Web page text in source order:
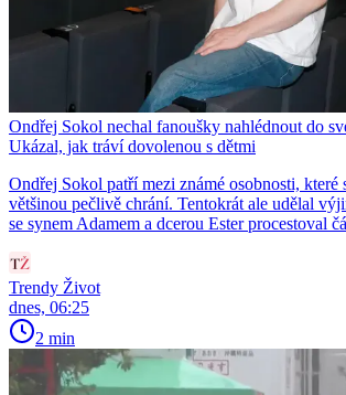
Ondřej Sokol nechal fanoušky nahlédnout do
Ukázal, jak tráví dovolenou s dětmi
Ondřej Sokol patří mezi známé osobnosti, které
většinou pečlivě chrání. Tentokrát ale udělal
se synem Adamem a dcerou Ester procestoval
Trendy Život
dnes, 06:25
2 min